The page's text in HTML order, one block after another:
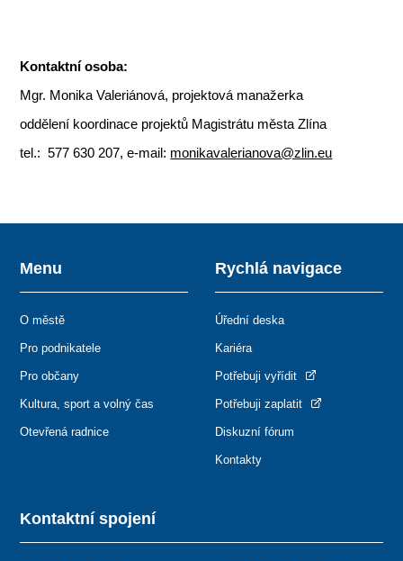
Kontaktní osoba:
Mgr. Monika Valeriánová, projektová manažerka
oddělení koordinace projektů Magistrátu města Zlína
tel.: 577 630 207, e-mail: monikavalerianova@zlin.eu
Kontaktní spojení
Menu
O městě
Pro podnikatele
Pro občany
Kultura, sport a volný čas
Otevřená radnice
Rychlá navigace
Úřední deska
Kariéra
Potřebuji vyřídit
Potřebuji zaplatit
Diskuzní fórum
Kontakty